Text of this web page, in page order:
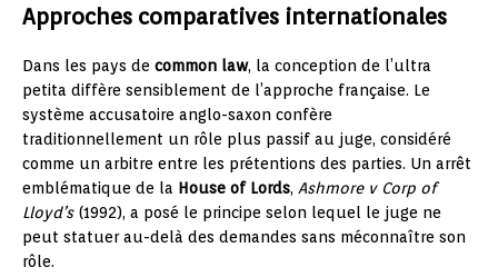
Approches comparatives internationales
Dans les pays de common law, la conception de l’ultra
petita diffère sensiblement de l’approche française. Le
système accusatoire anglo-saxon confère
traditionnellement un rôle plus passif au juge, considéré
comme un arbitre entre les prétentions des parties. Un arrêt
emblématique de la House of Lords, Ashmore v Corp of
Lloyd’s(1992), a posé le principe selon lequel le juge ne
peut statuer au-delà des demandes sans méconnaître son
rôle.